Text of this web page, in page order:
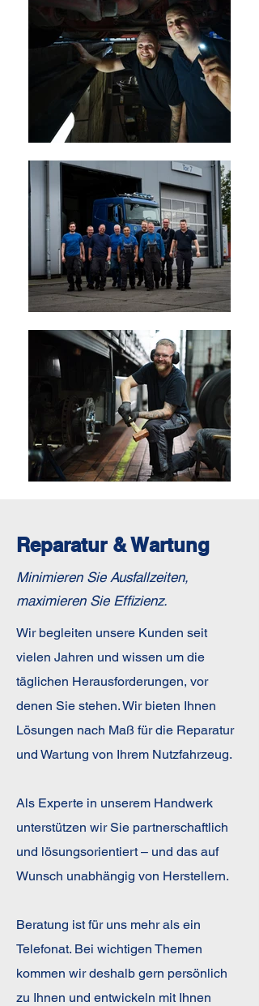
Reparatur & Wartung
Minimieren Sie Ausfallzeiten,
maximieren Sie Effizienz.
Wir begleiten unsere Kunden seit
vielen Jahren und wissen um die
täglichen Herausforderungen, vor
denen Sie stehen. Wir bieten Ihnen
Lösungen nach Maß für die Reparatur
und Wartung von Ihrem Nutzfahrzeug.
Als Experte in unserem Handwerk
unterstützen wir Sie partnerschaftlich
und lösungsorientiert – und das auf
Wunsch unabhängig von Herstellern.
Beratung ist für uns mehr als ein
Telefonat. Bei wichtigen Themen
kommen wir deshalb gern persönlich
zu Ihnen und entwickeln mit Ihnen